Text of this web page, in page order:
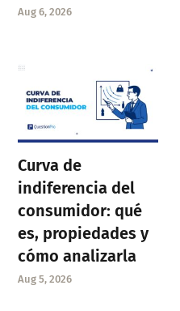
Aug 6, 2026
Curva de
indiferencia del
consumidor: qué
es, propiedades y
cómo analizarla
Aug 5, 2026